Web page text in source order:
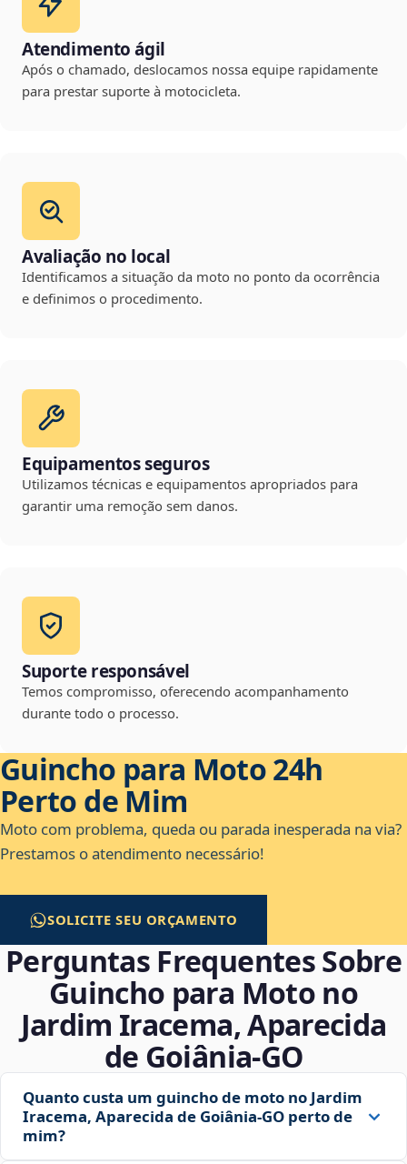
Atendimento ágil
Após o chamado, deslocamos nossa equipe rapidamente
para prestar suporte à motocicleta.
Avaliação no local
Identificamos a situação da moto no ponto da ocorrência
e definimos o procedimento.
Equipamentos seguros
Utilizamos técnicas e equipamentos apropriados para
garantir uma remoção sem danos.
Suporte responsável
Temos compromisso, oferecendo acompanhamento
durante todo o processo.
Guincho para Moto 24h
Perto de Mim
Moto com problema, queda ou parada inesperada na via?
Prestamos o atendimento necessário!
SOLICITE SEU ORÇAMENTO
Perguntas Frequentes Sobre
Guincho para Moto no
Jardim Iracema, Aparecida
de Goiânia‑GO
Quanto custa um guincho de moto no Jardim
Iracema, Aparecida de Goiânia‑GO perto de
mim?